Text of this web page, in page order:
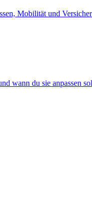
Mobilität und
wann du sie anpassen